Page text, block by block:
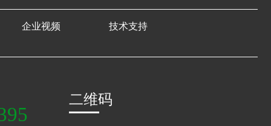
企业视频 技术支持
二维码